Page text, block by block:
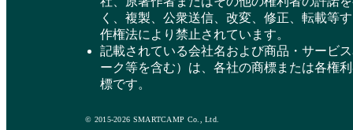
く、複製、公衆送信、改変、修正、転載等
作権法により禁止されています。
記載されている会社名および商品・サービ
ーク等を含む）は、各社の商標または各権
標です。
© 2015-2026 SMARTCAMP Co., Ltd.